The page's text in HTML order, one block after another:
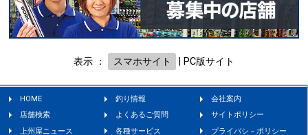
表示 ： スマホサイト PC版サイト
HOME 釣り情報
会社案内
店舗検索
よくあるご質問
サイトポリシー
上州屋ニュース
各種サービス プライバシ－ポリシー